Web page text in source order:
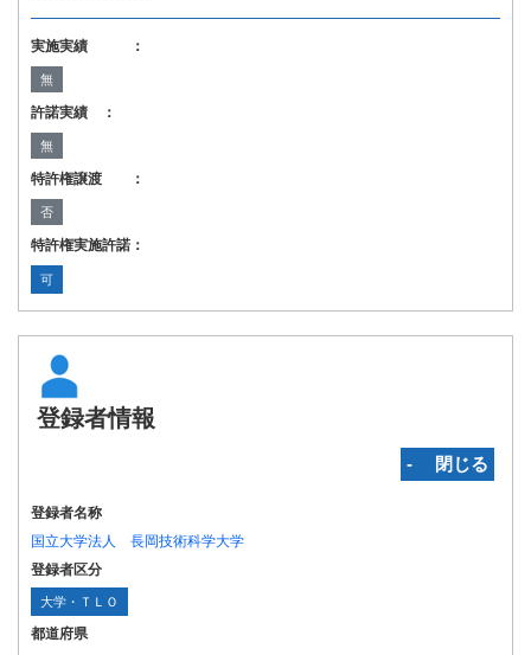
実施実績 ：
無
許諾実績 ：
無
特許権譲渡 ：
否
特許権実施許諾：
可
登録者情報
‐ 閉じる
登録者名称
国立大学法人 長岡技術科学大学
登録者区分
大学・ＴＬＯ
都道府県